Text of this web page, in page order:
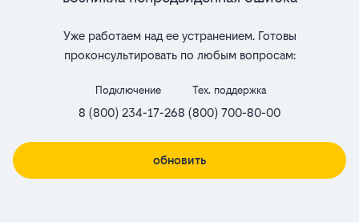
Уже работаем над ее устранением. Готовы
проконсультировать по любым вопросам:
Подключение
8 (800) 234-17-26
Тех. поддержка
8 (800) 700-80-00
обновить